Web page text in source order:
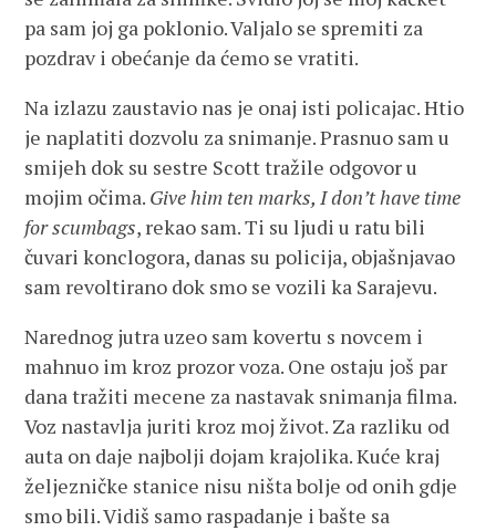
pa sam joj ga poklonio. Valjalo se spremiti za
pozdrav i obećanje da ćemo se vratiti.
Na izlazu zaustavio nas je onaj isti policajac. Htio
je naplatiti dozvolu za snimanje. Prasnuo sam u
smijeh dok su sestre Scott tražile odgovor u
mojim očima. Give him ten marks, I don’t have time
for scumbags, rekao sam. Ti su ljudi u ratu bili
čuvari konclogora, danas su policija, objašnjavao
sam revoltirano dok smo se vozili ka Sarajevu.
Narednog jutra uzeo sam kovertu s novcem i
mahnuo im kroz prozor voza. One ostaju još par
dana tražiti mecene za nastavak snimanja filma.
Voz nastavlja juriti kroz moj život. Za razliku od
auta on daje najbolji dojam krajolika. Kuće kraj
željezničke stanice nisu ništa bolje od onih gdje
smo bili. Vidiš samo raspadanje i bašte sa